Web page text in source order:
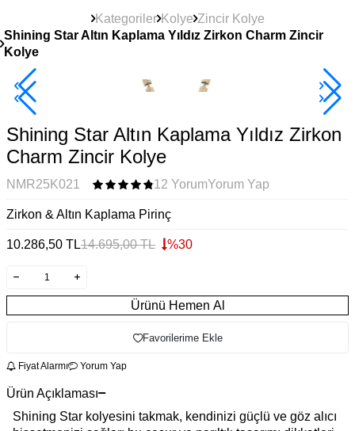
Kategoriler Kolye Zincir Kolye
Shining Star Altın Kaplama Yıldız Zirkon Charm Zincir
Kolye
2+ Ürüne +%10
Shining Star Altın Kaplama Yıldız Zirkon
Charm Zincir Kolye
NMR25K021 12 YorumYorum Yap
Zirkon & Altın Kaplama Pirinç
10.286,50 TL14.695,00TL %30
Ürünü Hemen Al
Favorilerime Ekle
Fiyat Alarmı Yorum Yap
Ürün Açıklaması
Shining Star kolyesini takmak, kendinizi güçlü ve göz alıcı